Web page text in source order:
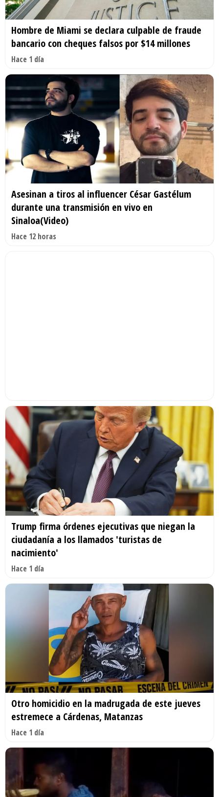
Hombre de Miami se declara culpable de fraude
bancario con cheques falsos por $14 millones
Hace 1 día
Asesinan a tiros al influencer César Gastélum
durante una transmisión en vivo en
Sinaloa(Video)
Hace 12 horas
Trump firma órdenes ejecutivas que niegan la
ciudadanía a los llamados 'turistas de
nacimiento'
Hace 1 día
Otro homicidio en la madrugada de este jueves
estremece a Cárdenas, Matanzas
Hace 1 día